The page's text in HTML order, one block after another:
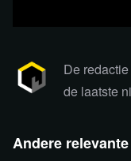
De
de laatste
Andere relevante